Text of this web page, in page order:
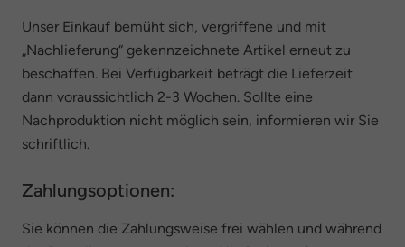
Unser Einkauf bemüht sich, vergriffene und mit
„Nachlieferung“ gekennzeichnete Artikel erneut zu
beschaffen. Bei Verfügbarkeit beträgt die Lieferzeit
dann voraussichtlich 2-3 Wochen. Sollte eine
Nachproduktion nicht möglich sein, informieren wir Sie
schriftlich.
Zahlungsoptionen:
Sie können die Zahlungsweise frei wählen und während